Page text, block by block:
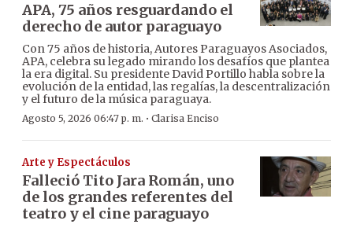
APA, 75 años resguardando el
derecho de autor paraguayo
Con 75 años de historia, Autores Paraguayos Asociados,
APA, celebra su legado mirando los desafíos que plantea
la era digital. Su presidente David Portillo habla sobre la
evolución de la entidad, las regalías, la descentralización
y el futuro de la música paraguaya.
Agosto 5, 2026 06:47 p. m. · Clarisa Enciso
Arte y Espectáculos
Falleció Tito Jara Román, uno
de los grandes referentes del
teatro y el cine paraguayo